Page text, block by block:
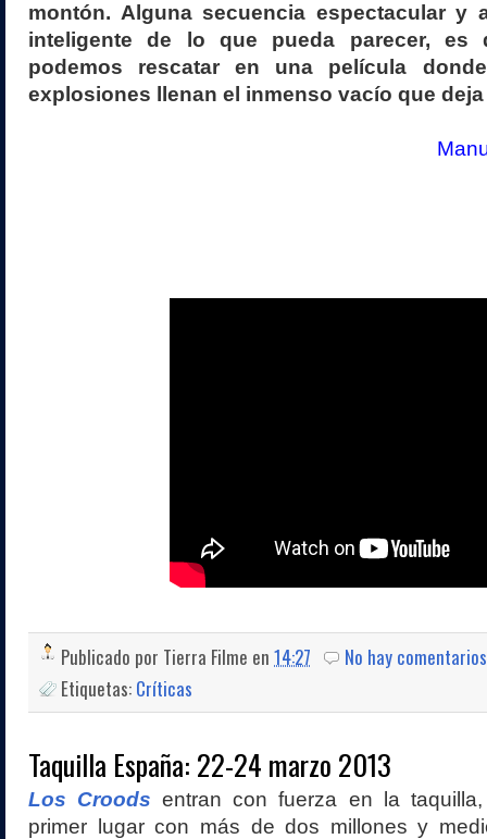
montón. Alguna secuencia espectacular y
inteligente de lo que pueda parecer,
podemos rescatar en una película
explosiones llenan el inmenso vacío que
Publicado por Tierra Filme en 14:27
No hay
Etiquetas: Críticas
Taquilla España: 22-24 marzo 2013
Los Croods entran con fuerza en la
primer lugar con más de dos millones y